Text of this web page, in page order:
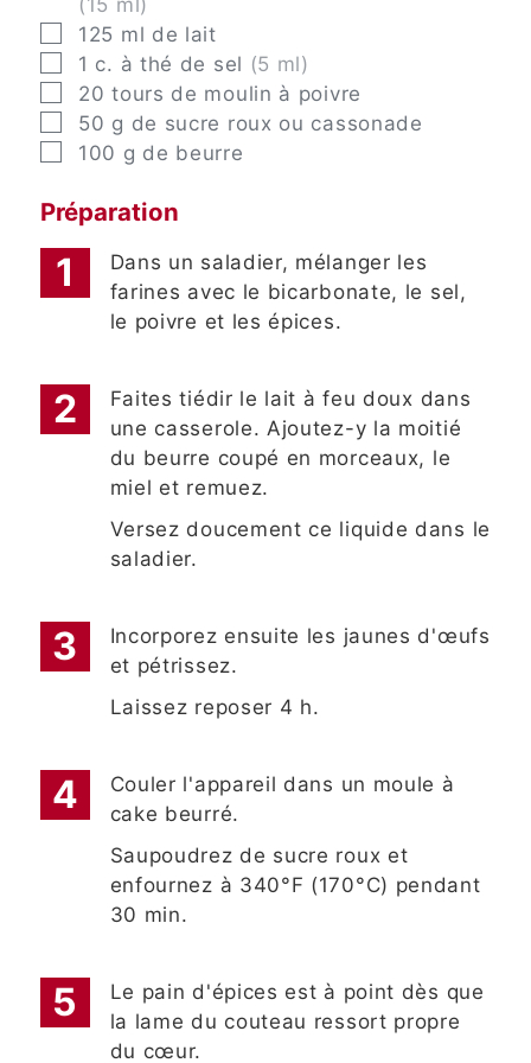
▢
125 ml de lait
▢
1 c. à thé de sel (5 ml)
▢
20 tours de moulin à poivre
▢
50 g de sucre roux ou cassonade
▢
100 g de beurre
Préparation
Dans un saladier, mélanger les
farines avec le bicarbonate, le sel,
le poivre et les épices.
Faites tiédir le lait à feu doux dans
une casserole. Ajoutez-y la moitié
du beurre coupé en morceaux, le
miel et remuez.
Versez doucement ce liquide dans le
saladier.
Incorporez ensuite les jaunes d'œufs
et pétrissez.
Laissez reposer 4 h.
Couler l'appareil dans un moule à
cake beurré.
Saupoudrez de sucre roux et
enfournez à 340°F (170°C) pendant
30 min.
Le pain d'épices est à point dès que
la lame du couteau ressort propre
du cœur.